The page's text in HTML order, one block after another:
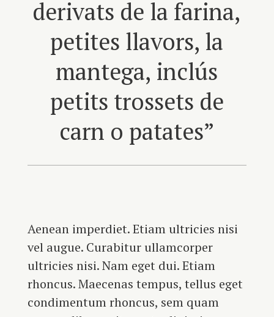
derivats de la farina,
petites llavors, la
mantega, inclús
petits trossets de
carn o patates”
Aenean imperdiet. Etiam ultricies nisi
vel augue. Curabitur ullamcorper
ultricies nisi. Nam eget dui. Etiam
rhoncus. Maecenas tempus, tellus eget
condimentum rhoncus, sem quam